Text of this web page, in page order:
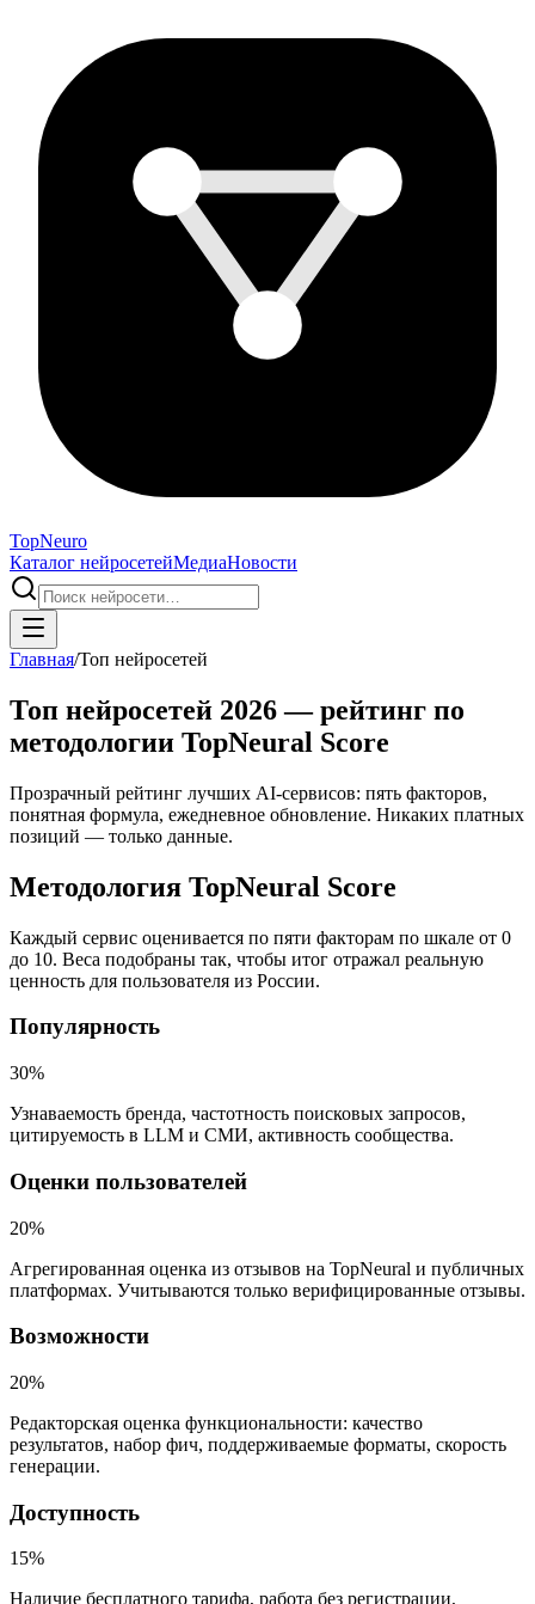
TopNeuro
Каталог нейросетейМедиаНовости
Главная/Топ нейросетей
Топ нейросетей 2026 — рейтинг по
методологии TopNeural Score
Прозрачный рейтинг лучших AI-сервисов: пять факторов,
понятная формула, ежедневное обновление. Никаких платных
позиций — только данные.
Методология TopNeural Score
Каждый сервис оценивается по пяти факторам по шкале от 0
до 10. Веса подобраны так, чтобы итог отражал реальную
ценность для пользователя из России.
Популярность
30%
Узнаваемость бренда, частотность поисковых запросов,
цитируемость в LLM и СМИ, активность сообщества.
Оценки пользователей
20%
Агрегированная оценка из отзывов на TopNeural и публичных
платформах. Учитываются только верифицированные отзывы.
Возможности
20%
Редакторская оценка функциональности: качество
результатов, набор фич, поддерживаемые форматы, скорость
генерации.
Доступность
15%
Наличие бесплатного тарифа, работа без регистрации,